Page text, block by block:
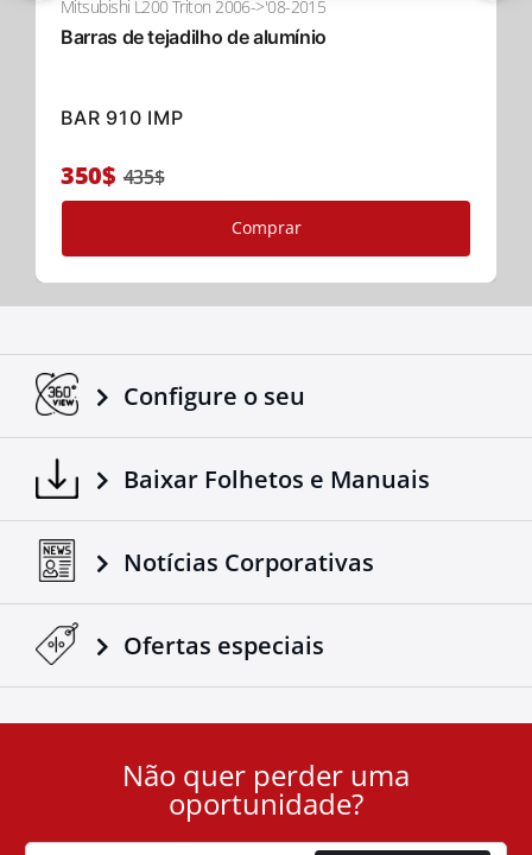
Mitsubishi L200 Triton 2006->'08-2015
Barras de tejadilho de alumínio
BAR 910 IMP
350$ 435$
Comprar
Configure o seu
Baixar Folhetos e Manuais
Notícias Corporativas
Ofertas especiais
Cookie
Não quer perder uma
oportunidade?